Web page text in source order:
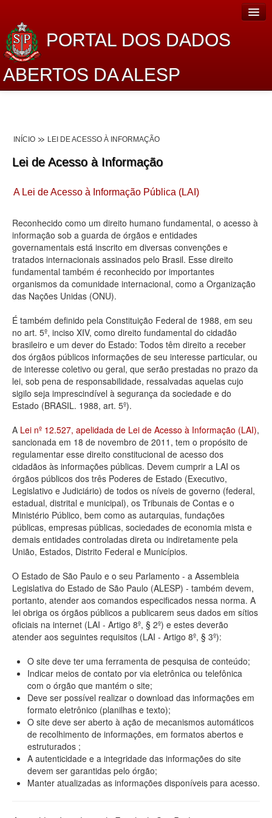
PORTAL DOS DADOS
ABERTOS DA ALESP
Lei de Acesso à Informação
Dados Governamentais Abertos
Planejamento
Catálogo de dados
Processo Legislativo
Deputados Estaduais
Administração
Legislação
Agenda
Perguntas frequentes
Contato
INÍCIO LEI DE ACESSO À INFORMAÇÃO
Lei de Acesso à Informação
A Lei de Acesso à Informação Pública (LAI)
Reconhecido como um direito humano fundamental, o acesso à
informação sob a guarda de órgãos e entidades
governamentais está inscrito em diversas convenções e
tratados internacionais assinados pelo Brasil. Esse direito
fundamental também é reconhecido por importantes
organismos da comunidade internacional, como a Organização
das Nações Unidas (ONU).
É também definido pela Constituição Federal de 1988, em seu
no art. 5º, inciso XIV, como direito fundamental do cidadão
brasileiro e um dever do Estado: Todos têm direito a receber
dos órgãos públicos informações de seu interesse particular, ou
de interesse coletivo ou geral, que serão prestadas no prazo da
lei, sob pena de responsabilidade, ressalvadas aquelas cujo
sigilo seja imprescindível à segurança da sociedade e do
Estado (BRASIL. 1988, art. 5º).
A Lei nº 12.527, apelidada de Lei de Acesso à Informação (LAI),
sancionada em 18 de novembro de 2011, tem o propósito de
regulamentar esse direito constitucional de acesso dos
cidadãos às informações públicas. Devem cumprir a LAI os
órgãos públicos dos três Poderes de Estado (Executivo,
Legislativo e Judiciário) de todos os níveis de governo (federal,
estadual, distrital e municipal), os Tribunais de Contas e o
Ministério Público, bem como as autarquias, fundações
públicas, empresas públicas, sociedades de economia mista e
demais entidades controladas direta ou indiretamente pela
União, Estados, Distrito Federal e Municípios.
O Estado de São Paulo e o seu Parlamento - a Assembleia
Legislativa do Estado de São Paulo (ALESP) - também devem,
portanto, atender aos comandos especificados nessa norma. A
lei obriga os órgãos públicos a publicarem seus dados em sítios
oficiais na internet (LAI - Artigo 8º, § 2º) e estes deverão
atender aos seguintes requisitos (LAI - Artigo 8º, § 3º):
O site deve ter uma ferramenta de pesquisa de conteúdo;
Indicar meios de contato por via eletrônica ou telefônica
com o órgão que mantém o site;
Deve ser possível realizar o download das informações em
formato eletrônico (planilhas e texto);
O site deve ser aberto à ação de mecanismos automáticos
de recolhimento de informações, em formatos abertos e
estruturados ;
A autenticidade e a integridade das informações do site
devem ser garantidas pelo órgão;
Manter atualizadas as informações disponíveis para acesso.